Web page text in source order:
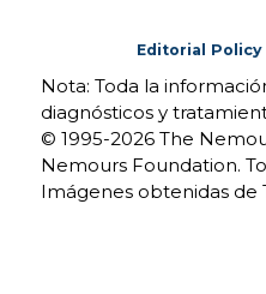
Editorial Policy
Nota: Toda la
diagnósticos y
© 1995-2026 The
Nemours Foundation.
Imágenes obtenidas de